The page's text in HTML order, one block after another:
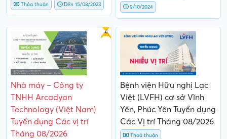
Thỏa thuận Đến 15/08/2023 9/10/2024
Gấp
Nhà máy – Công ty
TNHH Arcadyan
Technology (Việt Nam)
Tuyển dụng Các vị trí
Tháng 08/2026
Bệnh viện Hữu nghị Lạc
Việt (LVFH) cơ sở Vĩnh
Yên, Phúc Yên Tuyển dụng
Các Vị trí Tháng 08/2026
Thoả thuận